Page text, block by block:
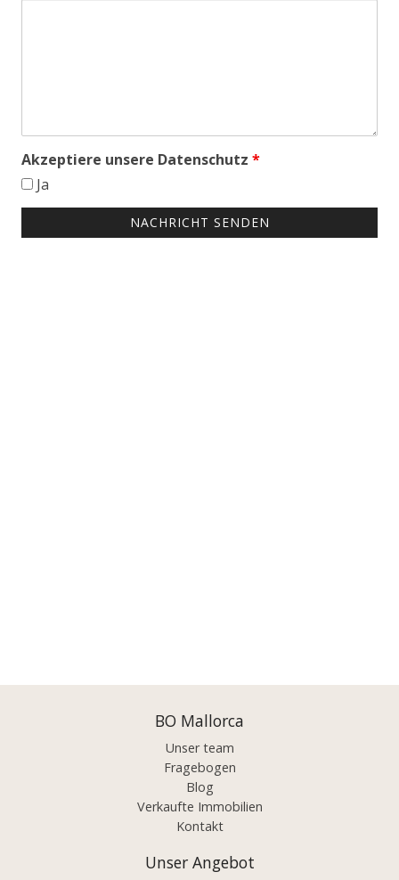
Akzeptiere unsere Datenschutz *
Ja
BO Mallorca
Unser team
Fragebogen
Blog
Verkaufte Immobilien
Kontakt
Unser Angebot